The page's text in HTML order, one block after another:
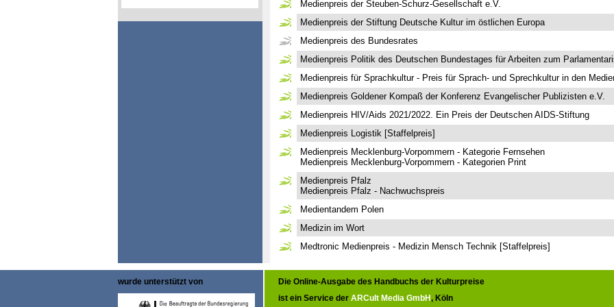
Medienpreis der Steuben-Schurz-Gesellschaft e.V.
Medienpreis der Stiftung Deutsche Kultur im östlichen Europa
Medienpreis des Bundesrates
Medienpreis Politik des Deutschen Bundestages für Arbeiten zum
Medienpreis für Sprachkultur - Preis für Sprach- und Sprechkultur in den
Medienpreis Goldener Kompaß der Konferenz Evangelischer Publizisten e.V.
Medienpreis HIV/Aids 2021/2022. Ein Preis der Deutschen AIDS-Stiftung
Medienpreis Logistik [Staffelpreis]
Medienpreis Mecklenburg-Vorpommern - Kategorie Fernsehen
Medienpreis Mecklenburg-Vorpommern - Kategorien Print
Medienpreis Pfalz
Medienpreis Pfalz - Nachwuchspreis
Medientandem Polen
Medizin im Wort
Medtronic Medienpreis - Medizin Mensch Technik [Staffelpreis]
wurde unterstützt von
Die Online-Ausgabe des Handbuchs der Kulturpreise
ist ein Service der ARCult Media GmbH, Köln